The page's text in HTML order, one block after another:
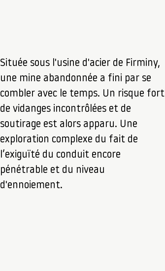
Située sous l'usine d'acier de Firminy,
une mine abandonnée a fini par se
combler avec le temps. Un risque fort
de vidanges incontrôlées et de
soutirage est alors apparu. Une
exploration complexe du fait de
l’exiguïté du conduit encore
pénétrable et du niveau
d'ennoiement.